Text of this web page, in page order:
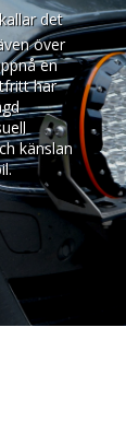
det
över
en
har
känslan